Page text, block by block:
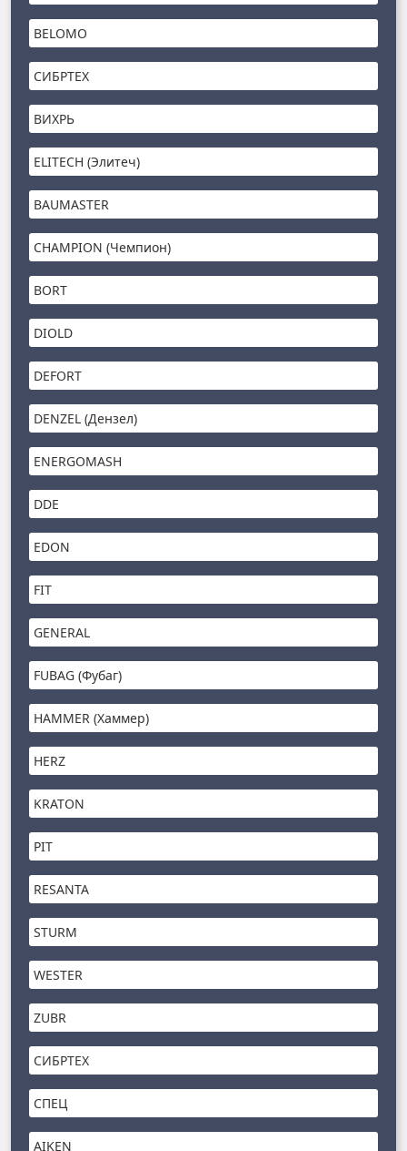
BELOMO
СИБРТЕХ
ВИХРЬ
ELITECH (Элитеч)
BAUMASTER
CHAMPION (Чемпион)
BORT
DIOLD
DEFORT
DENZEL (Дензел)
ENERGOMASH
DDE
EDON
FIT
GENERAL
FUBAG (Фубаг)
HAMMER (Хаммер)
HERZ
KRATON
PIT
RESANTA
STURM
WESTER
ZUBR
СИБРТЕХ
СПЕЦ
AIKEN